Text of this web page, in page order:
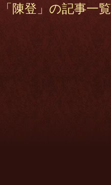
「陳登」の記事一覧